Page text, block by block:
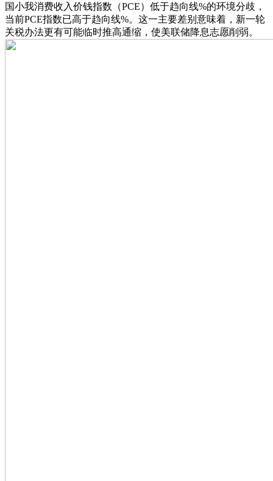
国小我消费收入价钱指数（PCE）低于趋向线%的环境分歧，
当前PCE指数已高于趋向线%。这一主要差别意味着，新一轮
关税办法更有可能临时推高通缩，使美联储降息志愿削弱。